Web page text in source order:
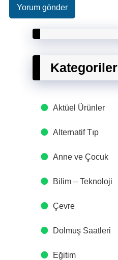
Kategoriler
Aktüel Ürünler
Alternatif Tıp
Anne ve Çocuk
Bilim – Teknoloji
Çevre
Dolmuş Saatleri
Eğitim